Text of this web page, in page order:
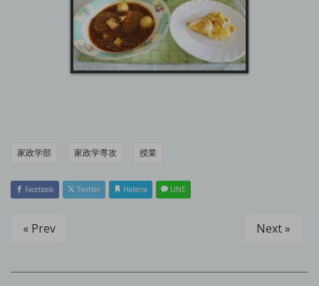
家政学部 家政学専攻 授業
Facebook Twitter Hatena LINE
« Prev Next »